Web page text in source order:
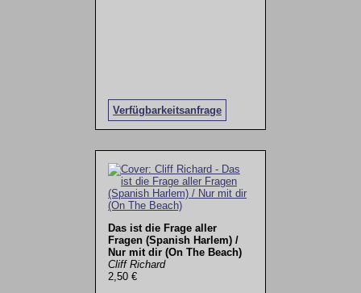
Verfügbarkeitsanfrage
Das ist die Frage aller
Fragen (Spanish Harlem) /
Nur mit dir (On The Beach)
Cliff Richard
2,50 €